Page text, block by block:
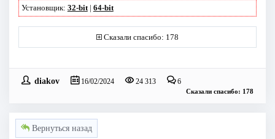
Установщик: 32-bit| 64-bit
Сказали спасибо: 178
diakov 16/02/2024 24 313 6
Сказали спасибо: 178
Вернуться назад